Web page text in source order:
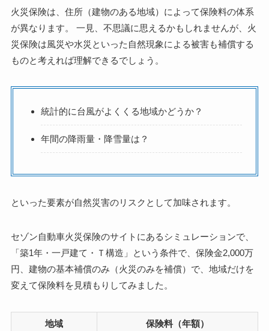
火災保険は、住所（建物のある地域）によって保険料の体系
が異なります。 一見、不思議に思えるかもしれませんが、火
災保険は風災や水災といった自然現象による被害も補償する
ものと考えれば理解できるでしょう。
統計的に台風がよくくる地域かどうか？
年間の降雨量・降雪量は？
といった要素が自然災害のリスクとして加味されます。
セゾン自動車火災保険のサイトにあるシミュレーションで、
「築1年・一戸建て・Ｔ構造」という条件で、保険金2,000万
円、建物の基本補償のみ（火災のみを補償）で、地域だけを
変えて保険料を見積もりしてみました。
地域 保険料（年額）